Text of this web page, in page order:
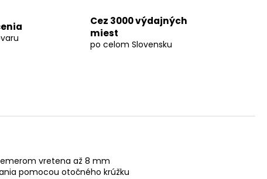
Cez 3000 výdajných
miest
po celom Slovensku
vretena až 8 mm
pomocou otočného krúžku